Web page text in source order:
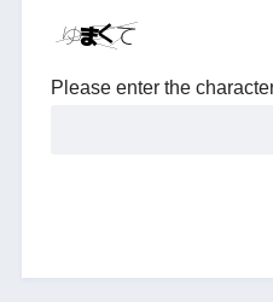
Please enter the